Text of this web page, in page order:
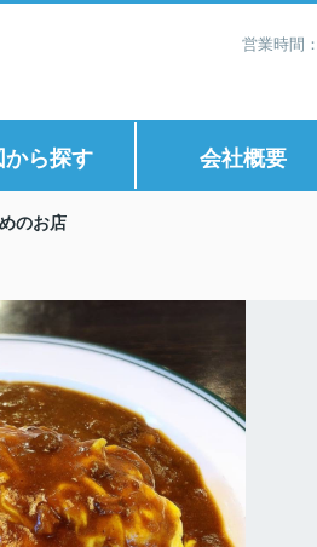
営業時間
から探す 会社概要
のお店